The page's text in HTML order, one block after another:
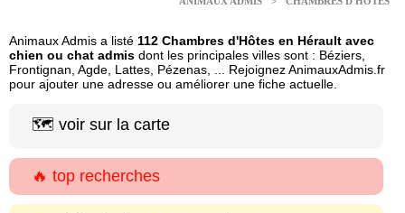
Animaux Admis a listé 112 Chambres d'Hôtes en Hérault avec
chien ou chat admis dont les principales villes sont : Béziers,
Frontignan, Agde, Lattes, Pézenas, ... Rejoignez AnimauxAdmis.fr
pour ajouter une adresse ou améliorer une fiche actuelle.
🗺️ voir sur la carte
🔥 top recherches